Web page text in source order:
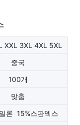
XXL 3XL 4XL 5XL
중국
100개
맞춤
론 15%스판덱스